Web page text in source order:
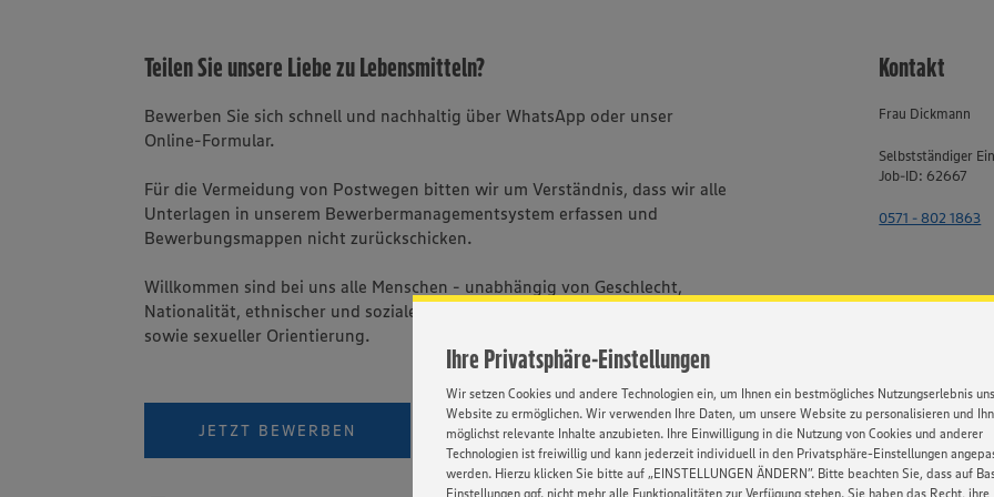
Ihre Privatsphäre-Einstellungen
Wir setzen Cookies und andere Technologien ein, um Ihnen ein bestmögliches Nutzungserlebnis
Website zu ermöglichen. Wir verwenden Ihre Daten, um unsere Website zu personalisieren und
möglichst relevante Inhalte anzubieten. Ihre Einwilligung in die Nutzung von Cookies und anderer
Technologien ist freiwillig und kann jederzeit individuell in den Privatsphäre-Einstellungen
werden. Hierzu klicken Sie bitte auf „EINSTELLUNGEN ÄNDERN”. Bitte beachten Sie, dass auf
Einstellungen ggf. nicht mehr alle Funktionalitäten zur Verfügung stehen. Sie haben das Recht, ihre
Teilen Sie unsere Liebe zu Lebensmitteln?
Bewerben Sie sich schnell und nachhaltig über WhatsApp oder unser
Online-Formular.
Für die Vermeidung von Postwegen bitten wir um Verständnis, dass wir alle
Unterlagen in unserem Bewerbermanagementsystem erfassen und
Bewerbungsmappen nicht zurückschicken.
Willkommen sind bei uns alle Menschen - unabhängig von Geschlecht,
Nationalität, ethnischer und sozialer Herkunft, Behinderung, Religion, Alter
sowie sexueller Orientierung.
JETZT BEWERBEN PER WHATSAPP
Kontakt
Frau Dickmann
Selbstständiger
Job-ID: 62667
0571 - 802 1863